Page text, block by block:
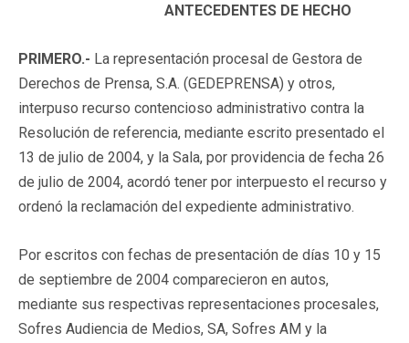
ANTECEDENTES DE HECHO
PRIMERO.- La representación procesal de Gestora de
Derechos de Prensa, S.A. (GEDEPRENSA) y otros,
interpuso recurso contencioso administrativo contra la
Resolución de referencia, mediante escrito presentado el
13 de julio de 2004, y la Sala, por providencia de fecha 26
de julio de 2004, acordó tener por interpuesto el recurso y
ordenó la reclamación del expediente administrativo.
Por escritos con fechas de presentación de días 10 y 15
de septiembre de 2004 comparecieron en autos,
mediante sus respectivas representaciones procesales,
Sofres Audiencia de Medios, SA, Sofres AM y la